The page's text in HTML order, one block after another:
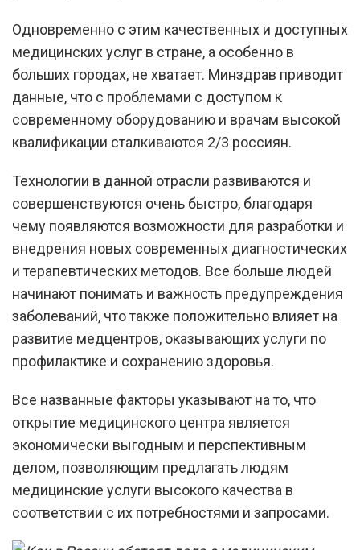
Одновременно с этим качественных и доступных
медицинских услуг в стране, а особенно в
больших городах, не хватает. Минздрав приводит
данные, что с проблемами с доступом к
современному оборудованию и врачам высокой
квалификации сталкиваются 2/3 россиян.
Технологии в данной отрасли развиваются и
совершенствуются очень быстро, благодаря
чему появляются возможности для разработки и
внедрения новых современных диагностических
и терапевтических методов. Все больше людей
начинают понимать и важность предупреждения
заболеваний, что также положительно влияет на
развитие медцентров, оказывающих услуги по
профилактике и сохранению здоровья.
Все названные факторы указывают на то, что
открытие медицинского центра является
экономически выгодным и перспективным
делом, позволяющим предлагать людям
медицинские услуги высокого качества в
соответствии с их потребностями и запросами.